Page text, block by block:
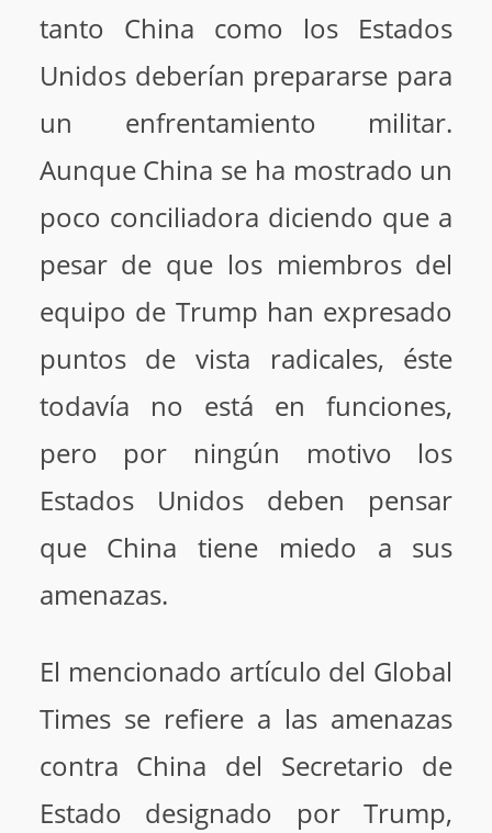
tanto China como los Estados
Unidos deberían prepararse para
un enfrentamiento militar.
Aunque China se ha mostrado un
poco conciliadora diciendo que a
pesar de que los miembros del
equipo de Trump han expresado
puntos de vista radicales, éste
todavía no está en funciones,
pero por ningún motivo los
Estados Unidos deben pensar
que China tiene miedo a sus
amenazas.
El mencionado artículo del Global
Times se refiere a las amenazas
contra China del Secretario de
Estado designado por Trump,